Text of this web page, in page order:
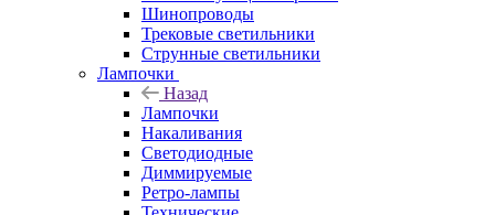
Шинопроводы
Трековые светильники
Струнные светильники
Лампочки
Назад
Лампочки
Накаливания
Светодиодные
Диммируемые
Ретро-лампы